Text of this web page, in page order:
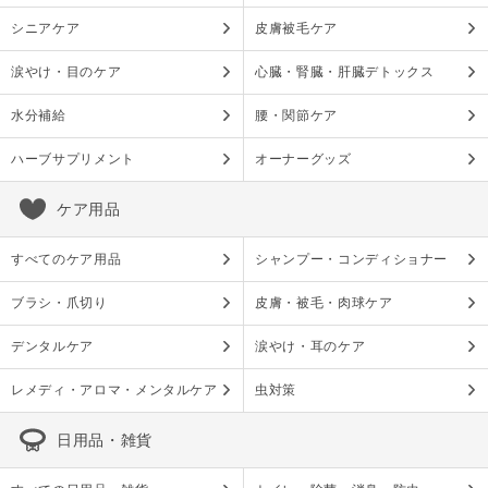
シニアケア 皮膚被毛ケア
涙やけ・目のケア 心臓・腎臓・肝臓デトックス
水分補給 腰・関節ケア
ハーブサプリメント オーナーグッズ
ケア用品
すべてのケア用品 シャンプー・コンディショナー
ブラシ・爪切り 皮膚・被毛・肉球ケア
デンタルケア 涙やけ・耳のケア
レメディ・アロマ・メンタルケア 虫対策
日用品・雑貨